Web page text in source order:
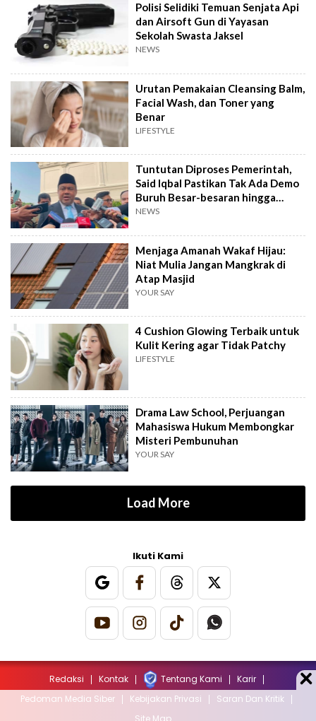
Polisi Selidiki Temuan Senjata Api
dan Airsoft Gun di Yayasan
Sekolah Swasta Jaksel
NEWS
Urutan Pemakaian Cleansing Balm,
Facial Wash, dan Toner yang
Benar
LIFESTYLE
Tuntutan Diproses Pemerintah,
Said Iqbal Pastikan Tak Ada Demo
Buruh Besar-besaran hingga
September
NEWS
Menjaga Amanah Wakaf Hijau:
Niat Mulia Jangan Mangkrak di
Atap Masjid
YOUR SAY
4 Cushion Glowing Terbaik untuk
Kulit Kering agar Tidak Patchy
LIFESTYLE
Drama Law School, Perjuangan
Mahasiswa Hukum Membongkar
Misteri Pembunuhan
YOUR SAY
Load More
Ikuti Kami
Redaksi Kontak Tentang Kami
Karir
Pedoman Media Siber
Kebijakan Privasi
Saran Dan Kritik
Site Map